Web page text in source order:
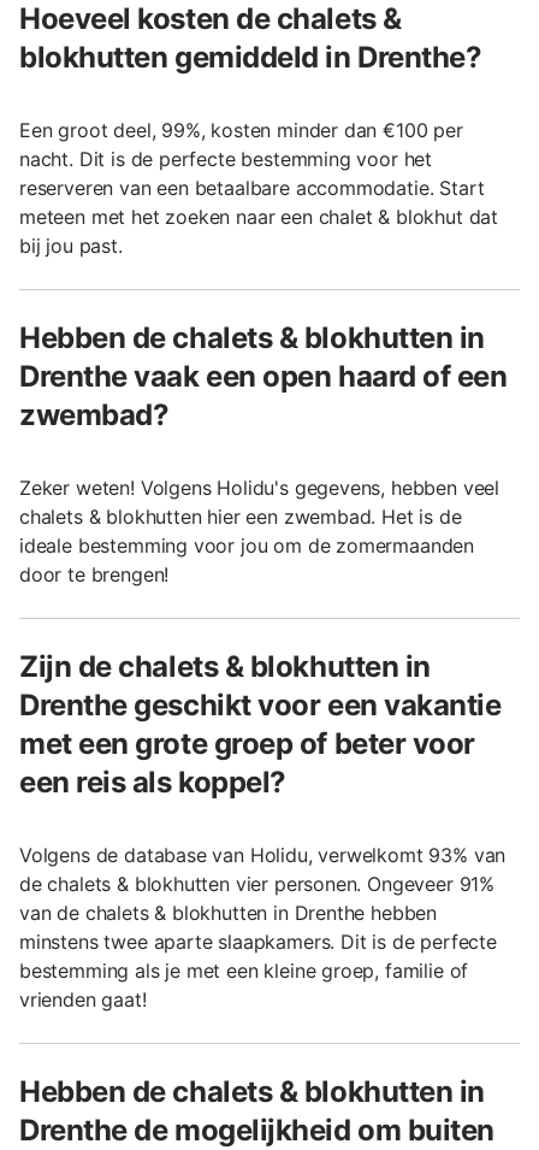
Hoeveel kosten de chalets &
blokhutten gemiddeld in Drenthe?
Een groot deel, 99%, kosten minder dan €100 per
nacht. Dit is de perfecte bestemming voor het
reserveren van een betaalbare accommodatie. Start
meteen met het zoeken naar een chalet & blokhut dat
bij jou past.
Hebben de chalets & blokhutten in
Drenthe vaak een open haard of een
zwembad?
Zeker weten! Volgens Holidu's gegevens, hebben veel
chalets & blokhutten hier een zwembad. Het is de
ideale bestemming voor jou om de zomermaanden
door te brengen!
Zijn de chalets & blokhutten in
Drenthe geschikt voor een vakantie
met een grote groep of beter voor
een reis als koppel?
Volgens de database van Holidu, verwelkomt 93% van
de chalets & blokhutten vier personen. Ongeveer 91%
van de chalets & blokhutten in Drenthe hebben
minstens twee aparte slaapkamers. Dit is de perfecte
bestemming als je met een kleine groep, familie of
vrienden gaat!
Hebben de chalets & blokhutten in
Drenthe de mogelijkheid om buiten